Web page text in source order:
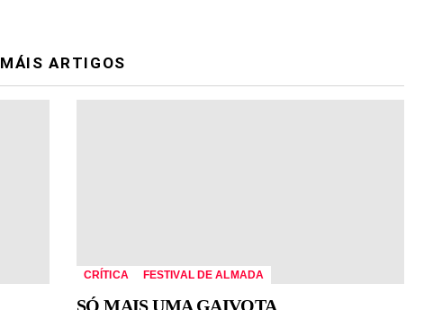
MÁIS ARTIGOS
CRÍTICA FESTIVAL DE ALMADA
SÓ MAIS UMA GAIVOTA